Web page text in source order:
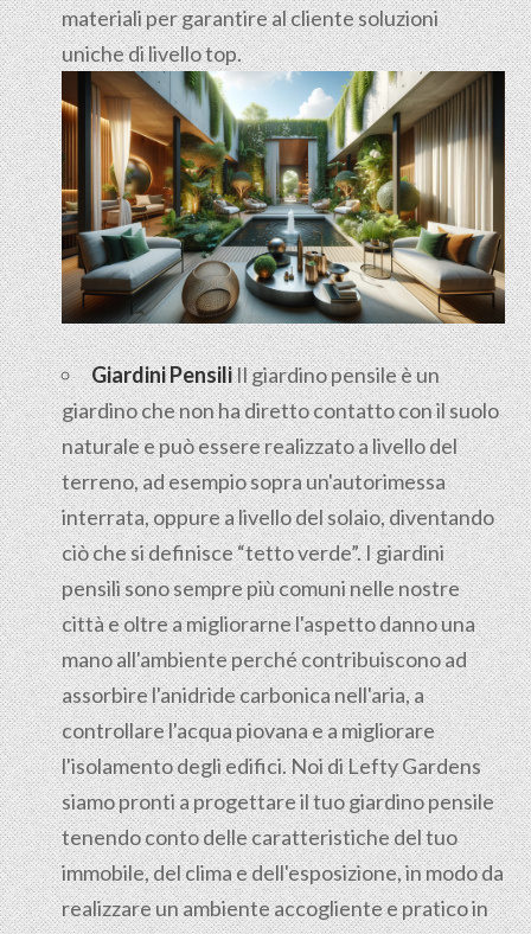
materiali per garantire al cliente soluzioni
uniche di livello top.
Giardini PensiliIlgiardino pensileè un
giardino che non ha diretto contatto con il suolo
naturale e può essere realizzato a livello del
terreno, ad esempio sopra un'autorimessa
interrata, oppure a livello del solaio, diventando
ciò che si definisce “tetto verde”. I giardini
pensili sono sempre più comuni nelle nostre
città e oltre a migliorarne l'aspetto danno una
mano all'ambiente perché contribuiscono ad
assorbire l'anidride carbonica nell'aria, a
controllare l'acqua piovana e a migliorare
l'isolamento degli edifici. Noi di Lefty Gardens
siamo pronti a progettare il tuo giardino pensile
tenendo conto delle caratteristiche del tuo
immobile, del clima e dell'esposizione, in modo da
realizzare un ambiente accogliente e pratico in